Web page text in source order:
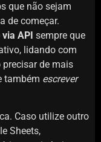
que não sejam
de começar.
API sempre que
lidando com
de mais
também escrever
Caso utilize outro
Sheets,